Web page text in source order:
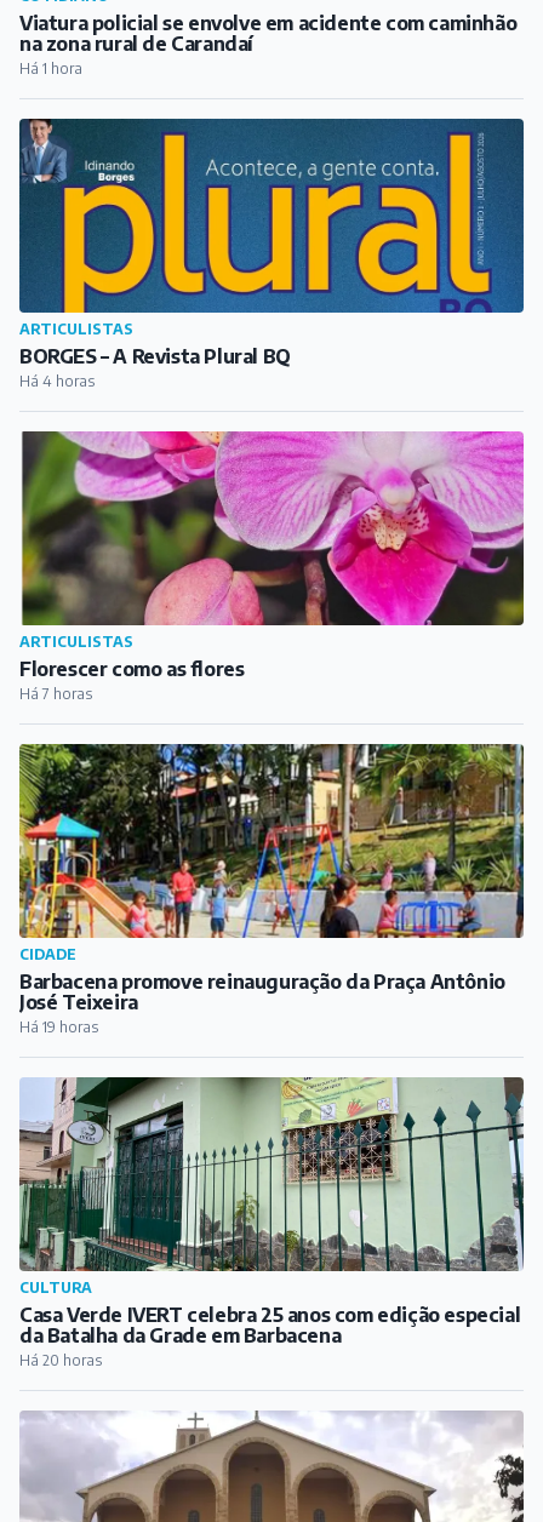
ARTICULISTAS
BORGES – A Revista Plural BQ
Há 4 horas
ARTICULISTAS
Florescer como as flores
Há 7 horas
CIDADE
Barbacena promove reinauguração da Praça Antônio
José Teixeira
Há 19 horas
CULTURA
Casa Verde IVERT celebra 25 anos com edição especial
da Batalha da Grade em Barbacena
Há 20 horas
RELIGIÃO
Matriz da Paróquia de São Sebastião promove Semana
da Família a partir deste domingo
Há 21 horas